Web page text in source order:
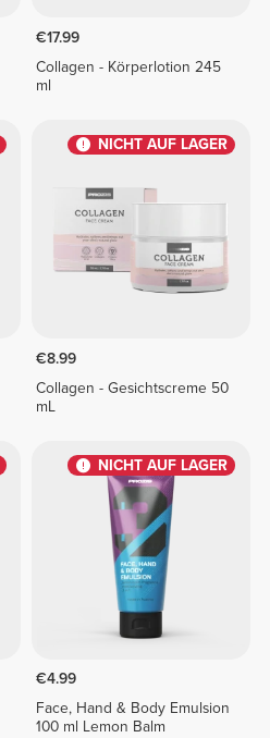
€17.99
Collagen - Körperlotion 245
ml
NICHT AUF LAGER
€8.99
Collagen - Gesichtscreme 50
mL
NICHT AUF LAGER
€4.99
Face, Hand & Body Emulsion
100 ml Lemon Balm